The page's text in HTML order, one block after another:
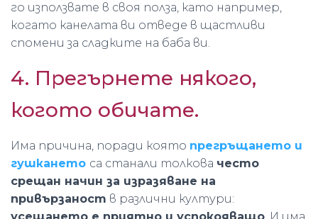
го използвате в своя полза, като например,
когато канелата ви отведе в щастливи
спомени за сладките на баба ви.
4. Прегърнете някого,
когото обичате.
Има причина, поради която прегръщането и
гушкането са станали толкова често
срещан начин за изразяване на
привързаност в различни култури: